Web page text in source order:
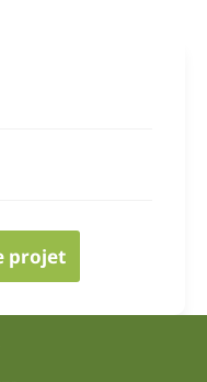
projet